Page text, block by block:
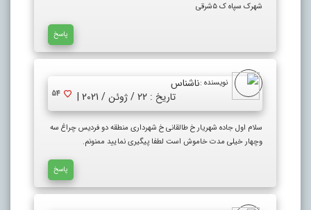
شهرک سپاه ک ۵شرقی
پاسخ
نویسنده :ناشناس
تاریخ : 22 / ژوئن / 2021 |
54
سلام اول جاده شهریار خ طالقانی خ شهرداری منطقه دو فردیس چراغ سه
وچهار خیلی مدت خاموش است لطفا پیگیری نمایید ممنونم.
پاسخ